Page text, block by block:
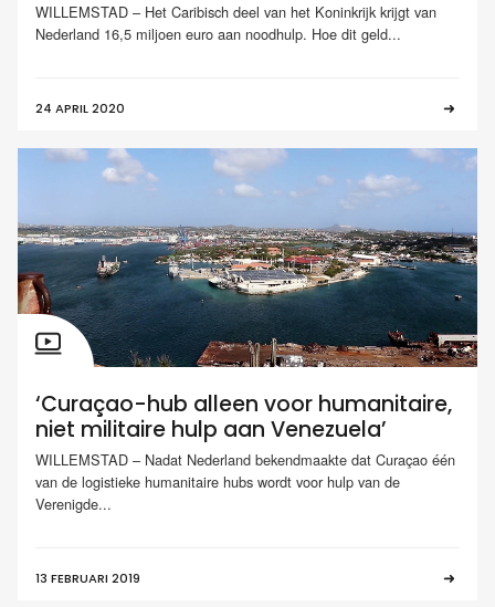
WILLEMSTAD – Het Caribisch deel van het Koninkrijk krijgt van
Nederland 16,5 miljoen euro aan noodhulp. Hoe dit geld...
24 APRIL 2020
‘Curaçao-hub alleen voor humanitaire,
niet militaire hulp aan Venezuela’
WILLEMSTAD – Nadat Nederland bekendmaakte dat Curaçao één
van de logistieke humanitaire hubs wordt voor hulp van de
Verenigde...
13 FEBRUARI 2019